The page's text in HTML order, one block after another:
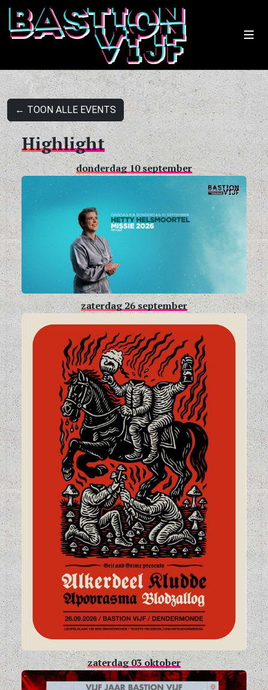
← TOON ALLE EVENTS
Highlight
donderdag 10 september
zaterdag 26 september
zaterdag 03 oktober